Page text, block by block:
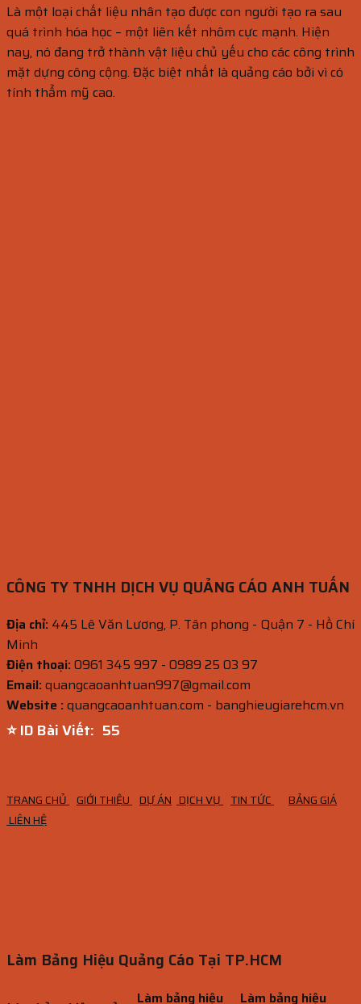
Là một loại chất liệu nhân tạo được con người tạo ra sau
quá trình hóa học – một liên kết nhôm cực mạnh. Hiện
nay, nó đang trở thành vật liệu chủ yếu cho các công trình
mặt dựng công cộng. Đặc biệt nhất là quảng cáo bởi vì có
tính thẩm mỹ cao.
CÔNG TY TNHH DỊCH VỤ QUẢNG CÁO ANH TUẤN
Địa chỉ: 445 Lê Văn Lương, P. Tân phong - Quận 7 - Hồ Chí
Minh
Điện thoại:0961 345 997 - 0989 25 03 97
Email:quangcaoanhtuan997@gmail.com
Website :quangcaoanhtuan.com - banghieugiarehcm.vn
⭐ ID Bài Viết: 54
TRANG CHỦ GIỚI THIỆU DỰ ÁN DỊCH VỤ TIN TỨC
BẢNG GIÁ
LIÊN HỆ
Làm Bảng Hiệu Quảng Cáo Tại TP.HCM
Làm bảng hiệu Làm bảng hiệu